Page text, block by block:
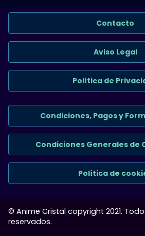
Contacto
Aviso Legal
Política de
Condiciones, Pagos y
Condiciones Generales de
Política de
© Anime Cristal copyright 2021.
reservados.